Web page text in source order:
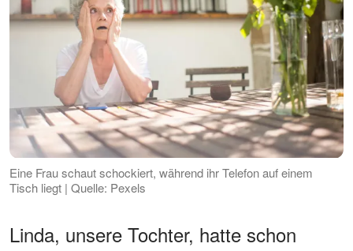
Eine Frau schaut schockiert, während ihr Telefon auf einem
Tisch liegt | Quelle: Pexels
Linda, unsere Tochter, hatte schon